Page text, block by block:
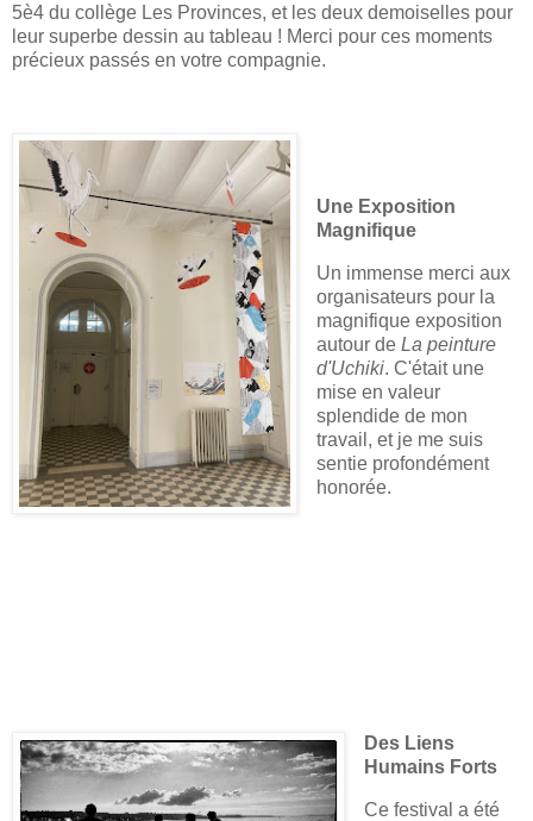
5è4 du collège Les Provinces, et les deux demoiselles pour
leur superbe dessin au tableau ! Merci pour ces moments
précieux passés en votre compagnie.
Une Exposition
Magnifique
Un immense merci aux
organisateurs pour la
magnifique exposition
autour de La peinture
d'Uchiki. C'était une
mise en valeur
splendide de mon
travail, et je me suis
sentie profondément
honorée.
Des Liens
Humains Forts
Ce festival a été